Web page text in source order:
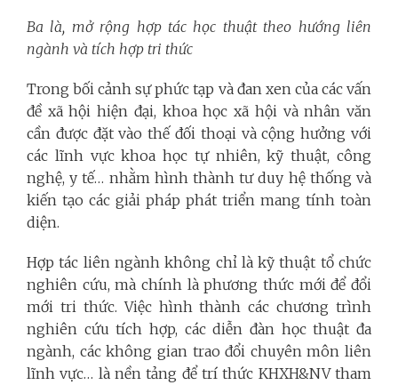
Ba là, mở rộng hợp tác học thuật theo hướng liên
ngành và tích hợp tri thức
Trong bối cảnh sự phức tạp và đan xen của các vấn
đề xã hội hiện đại, khoa học xã hội và nhân văn
cần được đặt vào thế đối thoại và cộng hưởng với
các lĩnh vực khoa học tự nhiên, kỹ thuật, công
nghệ, y tế… nhằm hình thành tư duy hệ thống và
kiến tạo các giải pháp phát triển mang tính toàn
diện.
Hợp tác liên ngành không chỉ là kỹ thuật tổ chức
nghiên cứu, mà chính là phương thức mới để đổi
mới tri thức. Việc hình thành các chương trình
nghiên cứu tích hợp, các diễn đàn học thuật đa
ngành, các không gian trao đổi chuyên môn liên
lĩnh vực… là nền tảng để trí thức KHXH&NV tham